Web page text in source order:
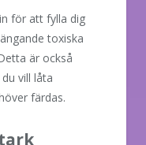
för att fylla dig
toxiska
är också
vill låta
färdas.